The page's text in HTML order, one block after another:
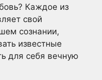
Каждое из
свой
сознании,
известные
для себя вечную